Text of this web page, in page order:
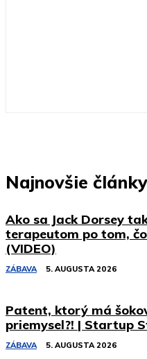
Najnovšie články
Ako sa Jack Dorsey
terapeutom po tom,
(VIDEO)
ZÁBAVA 5. AUGUSTA 2026
Patent, ktorý má
priemysel?! | Startup
ZÁBAVA 5. AUGUSTA 2026